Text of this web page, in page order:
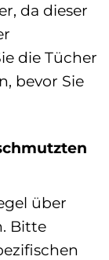
da dieser
die Tücher
bevor Sie
über
Bitte